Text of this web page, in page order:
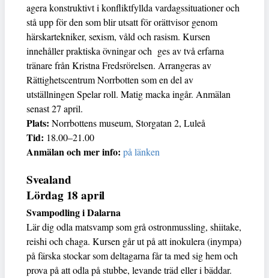
agera konstruktivt i konfliktfyllda vardagssituationer och
stå upp för den som blir utsatt för orättvisor genom
härskartekniker, sexism, våld och rasism. Kursen
innehåller praktiska övningar och ges av två erfarna
tränare från Kristna Fredsrörelsen. Arrangeras av
Rättighetscentrum Norrbotten som en del av
utställningen Spelar roll. Matig macka ingår. Anmälan
senast 27 april.
Plats: Norrbottens museum, Storgatan 2, Luleå
Tid: 18.00–21.00
Anmälan och mer info: på länken
Svealand
Lördag 18 april
Svampodling i Dalarna
Lär dig odla matsvamp som grå ostronmussling, shiitake,
reishi och chaga. Kursen går ut på att inokulera (inympa)
på färska stockar som deltagarna får ta med sig hem och
prova på att odla på stubbe, levande träd eller i bäddar.